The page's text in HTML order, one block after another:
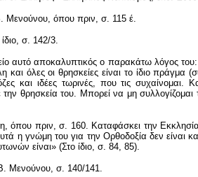
Μενούνου, όπου πριν, σ. 115 έ.
σ. 142/3.
αυτό αποκαλυπτικός ο παρακάτω λόγος
και όλες οι θρησκείες είναι το ίδιο
και ιδέες τωρινές, που τις
την θρησκεία του. Μπορεί να μη
όπου πριν, σ. 160. Καταφάσκει την
η γνώμη του για την Ορθοδοξία δεν είναι
είναι» (Στο ίδιο, σ. 84, 85).
Μενούνου, σ. 140/141.